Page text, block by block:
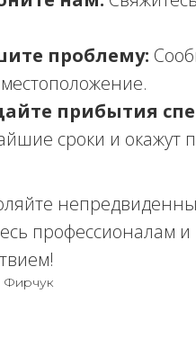
проблему:
прибытия
сроки и окажут
профессионалам
Фирчук